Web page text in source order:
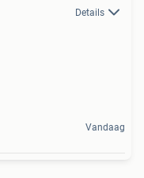
Details
Vandaag